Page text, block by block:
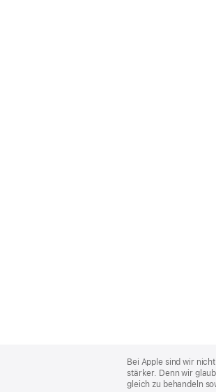
Footer
Bei Apple sind wir
stärker. Denn wir
gleich zu behandeln